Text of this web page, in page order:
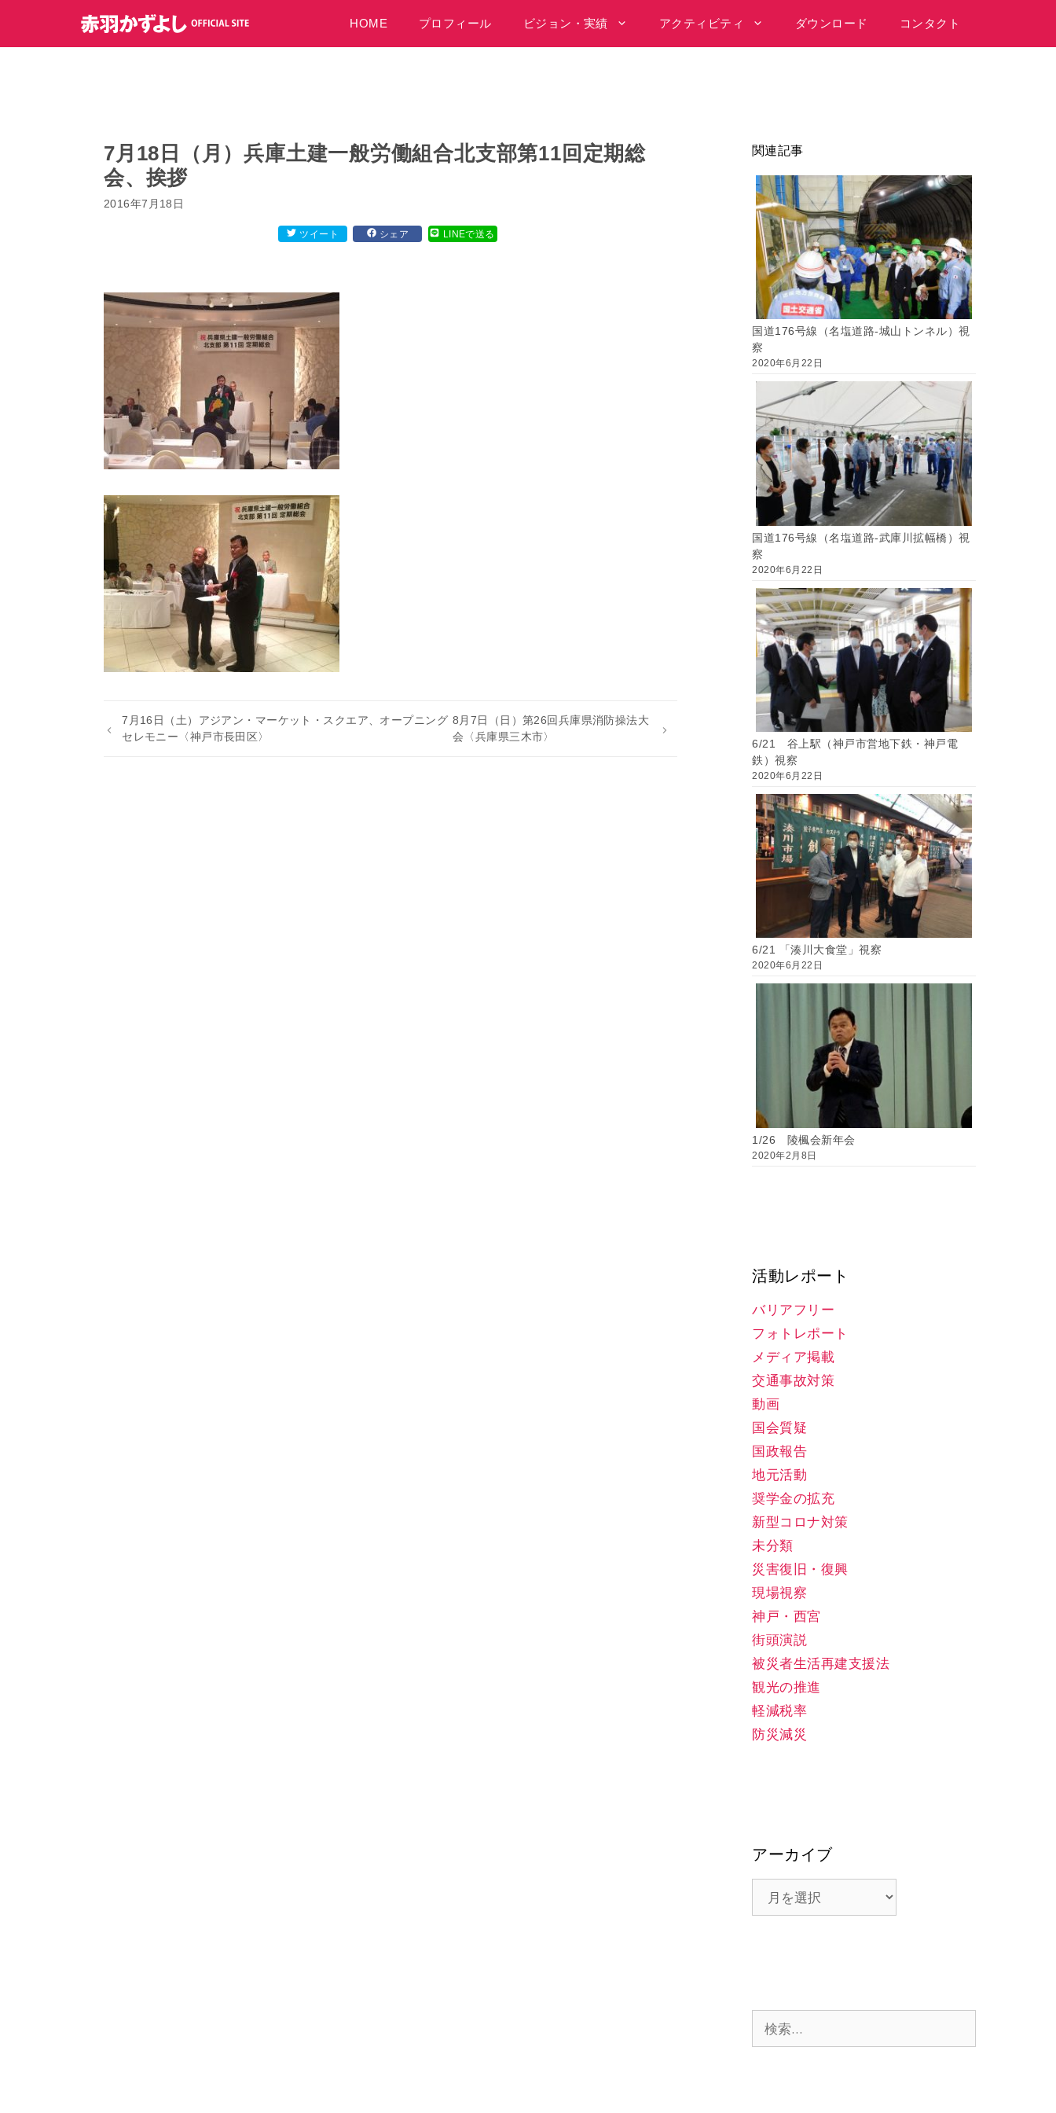
テ
HOME プロフィール ビジョン・実績 アクティビティ ダウンロード コンタクト
7月18日（月）兵庫土建一般労働組合北支部第11回定期総
会、挨拶
2016年7月18日
ツイート シェア LINEで送る
7月16日（土）アジアン・マーケット・スクエア、オープニング
セレモニー〈神戸市長田区〉
8月7日（日）第26回兵庫県消防操法大
会〈兵庫県三木市〉
関連記事
国道176号線（名塩道路-城山トンネル）視
察
2020年6月22日
国道176号線（名塩道路-武庫川拡幅橋）視
察
2020年6月22日
6/21 谷上駅（神戸市営地下鉄・神戸電
鉄）視察
2020年6月22日
6/21 「湊川大食堂」視察
2020年6月22日
1/26 陵楓会新年会
2020年2月8日
活動レポート
バリアフリー
フォトレポート
メディア掲載
交通事故対策
動画
国会質疑
国政報告
地元活動
奨学金の拡充
新型コロナ対策
未分類
災害復旧・復興
現場視察
神戸・西宮
街頭演説
被災者生活再建支援法
観光の推進
軽減税率
防災減災
アーカイブ
索: